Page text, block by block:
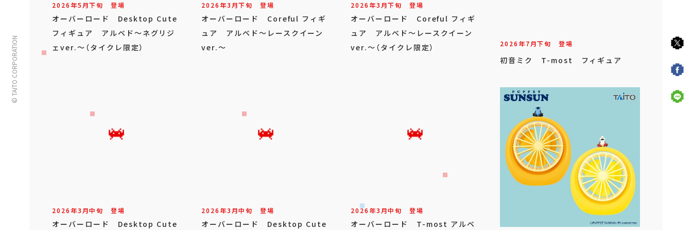
© TAITO CORPORATION
2026年5月下旬 登場
オーバーロード Desktop Cute
フィギュア アルベド～ネグリジ
ェver.～（タイクレ限定）
2026年3月下旬 登場
オーバーロード Coreful フィギ
ュア アルベド～レースクイーン
ver.～
2026年3月下旬 登場
オーバーロード Coreful フィギ
ュア アルベド～レースクイーン
ver.～（タイクレ限定）
2026年3月中旬 登場
オーバーロード Desktop Cute
2026年3月中旬 登場
オーバーロード Desktop Cute
2026年3月中旬 登場
オーバーロード T-most アルベ
2026年7月下旬 登場
初音ミク T-most フィギュア